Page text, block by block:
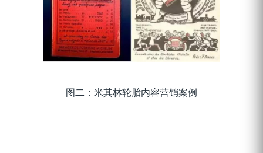
图二：米其林轮胎内容营销案例